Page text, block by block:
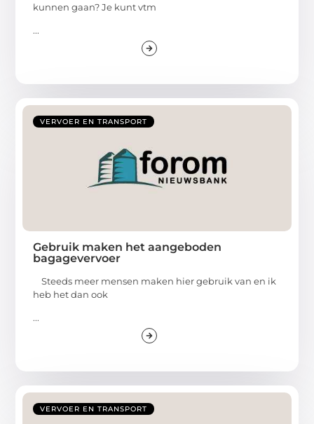
kunnen gaan? Je kunt vtm
...
VERVOER EN TRANSPORT
Gebruik maken het aangeboden
bagagevervoer
Steeds meer mensen maken hier gebruik van en ik
heb het dan ook
...
VERVOER EN TRANSPORT